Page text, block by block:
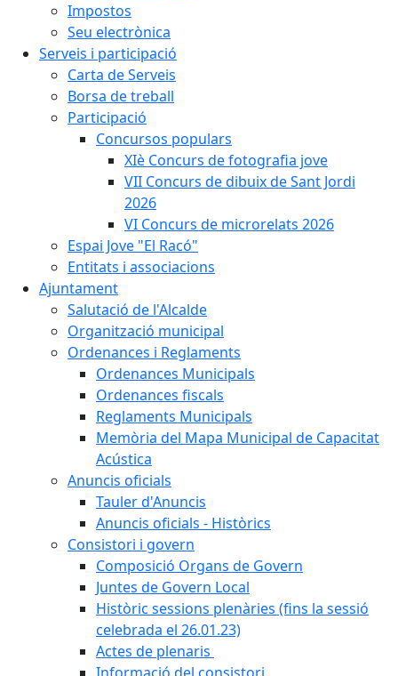
Impostos
Seu electrònica
Serveis i participació
Carta de Serveis
Borsa de treball
Participació
Concursos populars
XIè Concurs de fotografia jove
VII Concurs de dibuix de Sant Jordi
2026
VI Concurs de microrelats 2026
Espai Jove "El Racó"
Entitats i associacions
Ajuntament
Salutació de l'Alcalde
Organització municipal
Ordenances i Reglaments
Ordenances Municipals
Ordenances fiscals
Reglaments Municipals
Memòria del Mapa Municipal de Capacitat
Acústica
Anuncis oficials
Tauler d'Anuncis
Anuncis oficials - Històrics
Consistori i govern
Composició Organs de Govern
Juntes de Govern Local
Històric sessions plenàries (fins la sessió
celebrada el 26.01.23)
Actes de plenaris